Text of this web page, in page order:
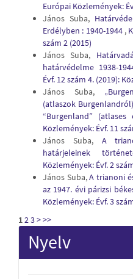
Európai Közlemények:
János Suba,
Erdélyben : 1940-1944 ,
szám 2 (2015)
János Suba,
határvédelme 1938-
Évf. 12 szám 4. (2019):
János Suba,
(atlaszok
“Burgenland”
Közlemények: Évf. 11
János Suba, A
határjeleinek
Közlemények: Évf. 2
János Suba,A trianoni
az 1947. évi párizsi
Közlemények: Évf. 3
123>>>
Nyelv